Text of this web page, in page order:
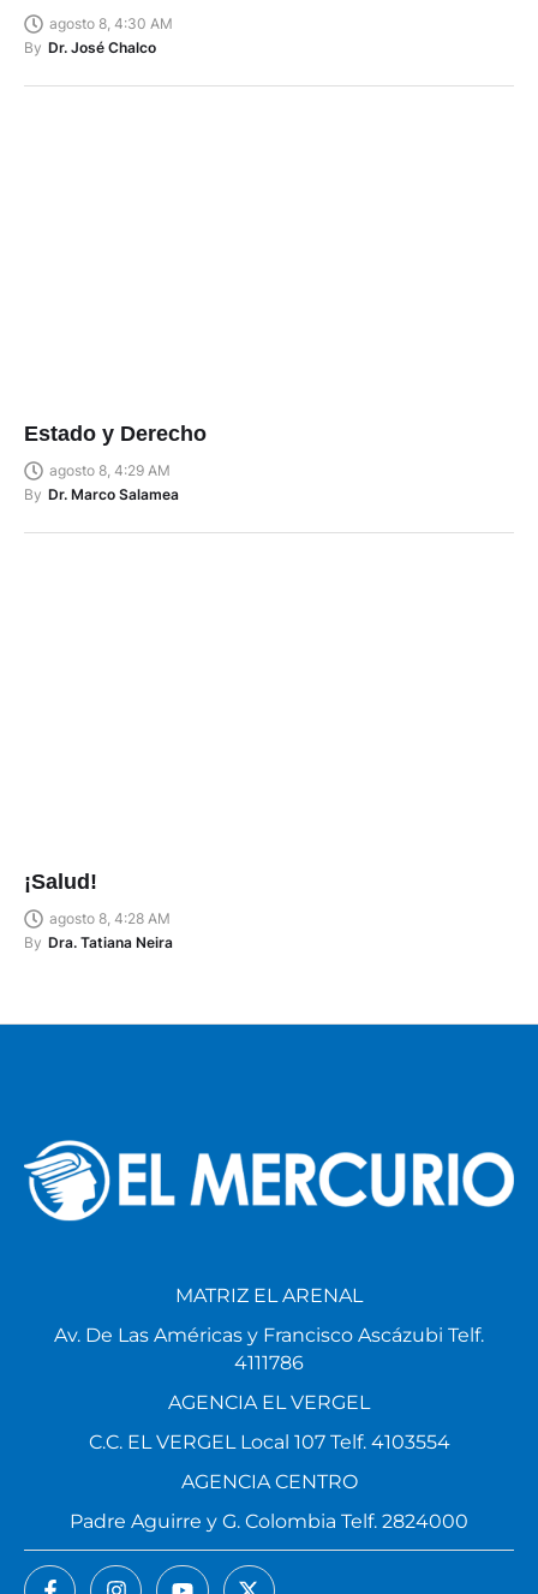
agosto 8, 4:30 AM
By Dr. José Chalco
Estado y Derecho
agosto 8, 4:29 AM
By Dr. Marco Salamea
¡Salud!
agosto 8, 4:28 AM
By Dra. Tatiana Neira
MATRIZ EL ARENAL
Av. De Las Américas y Francisco Ascázubi Telf.
4111786
AGENCIA EL VERGEL
C.C. EL VERGEL Local 107 Telf. 4103554
AGENCIA CENTRO
Padre Aguirre y G. Colombia Telf. 2824000